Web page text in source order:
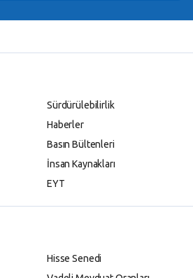
Sürdürülebilirlik
Haberler
Basın Bültenleri
İnsan Kaynakları
EYT
Hisse Senedi